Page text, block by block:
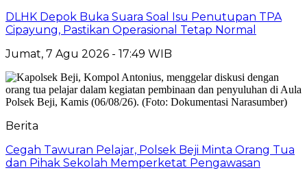
DLHK Depok Buka Suara Soal Isu Penutupan TPA
Cipayung, Pastikan Operasional Tetap Normal
Jumat, 7 Agu 2026 - 17:49 WIB
Berita
Cegah Tawuran Pelajar, Polsek Beji Minta Orang Tua
dan Pihak Sekolah Memperketat Pengawasan